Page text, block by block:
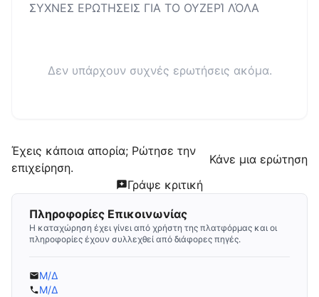
ΣΥΧΝΕΣ ΕΡΩΤΗΣΕΙΣ ΓΙΑ ΤΟ ΟΥΖΕΡΊ ΛΌΛΑ
Δεν υπάρχουν συχνές ερωτήσεις ακόμα.
Έχεις κάποια απορία; Ρώτησε την
επιχείρηση.
Κάνε μια ερώτηση
Γράψε κριτική
Πληροφορίες Επικοινωνίας
Η καταχώρηση έχει γίνει από χρήστη της πλατφόρμας και οι
πληροφορίες έχουν συλλεχθεί από διάφορες πηγές.
Μ/Δ
Μ/Δ